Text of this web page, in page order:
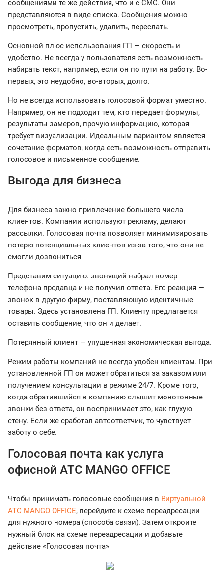
сообщениями те же действия, что и с СМС. Они
представляются в виде списка. Сообщения можно
просмотреть, пропустить, удалить, переслать.
Основной плюс использования ГП — скорость и
удобство. Не всегда у пользователя есть возможность
набирать текст, например, если он по пути на работу. Во-
первых, это неудобно, во-вторых, долго.
Но не всегда использовать голосовой формат уместно.
Например, он не подходит тем, кто передает формулы,
результаты замеров, прочую информацию, которая
требует визуализации. Идеальным вариантом является
сочетание форматов, когда есть возможность отправить
голосовое и письменное сообщение.
Выгода для бизнеса
Для бизнеса важно привлечение большего числа
клиентов. Компании используют рекламу, делают
рассылки. Голосовая почта позволяет минимизировать
потерю потенциальных клиентов из-за того, что они не
смогли дозвониться.
Представим ситуацию: звонящий набрал номер
телефона продавца и не получил ответа. Его реакция —
звонок в другую фирму, поставляющую идентичные
товары. Здесь установлена ГП. Клиенту предлагается
оставить сообщение, что он и делает.
Потерянный клиент — упущенная экономическая выгода.
Режим работы компаний не всегда удобен клиентам. При
установленной ГП он может обратиться за заказом или
получением консультации в режиме 24/7. Кроме того,
когда обратившийся в компанию слышит монотонные
звонки без ответа, он воспринимает это, как глухую
стену. Если же сработал автоответчик, то чувствует
заботу о себе.
Голосовая почта как услуга
офисной АТС MANGO OFFICE
Чтобы принимать голосовые сообщения в Виртуальной
АТС MANGO OFFICE, перейдите к схеме переадресации
для нужного номера (способа связи). Затем откройте
нужный блок на схеме переадресации и добавьте
действие «Голосовая почта»: